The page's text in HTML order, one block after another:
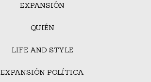
EXPANSIÓN
QUIÉN
LIFE AND STYLE
EXPANSIÓN POLÍTICA